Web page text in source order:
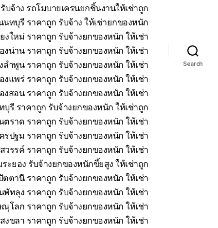
บจ้าง รถโมบายเครนยกชิ้นงานให้เช่าถูก
นทบุรี ราคาถูก รับจ้าง ให้เช่ายกของหนัก
งใหม่ ราคาถูก รับจ้างยกของหนัก ให้เช่า
งน่าน ราคาถูก รับจ้างยกของหนัก ให้เช่า
ลำพูน ราคาถูก รับจ้างยกของหนัก ให้เช่า
งแพร่ ราคาถูก รับจ้างยกของหนัก ให้เช่า
งสอน ราคาถูก รับจ้างยกของหนัก ให้เช่า
บุรี ราคาถูก รับจ้างยกของหนัก ให้เช่าถูก
ตราด ราคาถูก รับจ้างยกของหนัก ให้เช่า
รปฐม ราคาถูก รับจ้างยกของหนัก ให้เช่า
วรรค์ ราคาถูก รับจ้างยกของหนัก ให้เช่า
ะยอง รับจ้างยกของหนักขึ้ยสูง ให้เช่าถูก
ตตานี ราคาถูก รับจ้างยกของหนัก ให้เช่า
พัทลุง ราคาถูก รับจ้างยกของหนัก ให้เช่า
โลก ราคาถูก รับจ้างยกของหนัก ให้เช่า
งขลา ราคาถูก รับจ้างยกของหนัก ให้เช่า
Search